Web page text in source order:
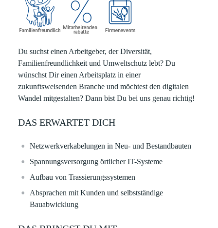
Du suchst einen Arbeitgeber, der Diversität,
Familienfreundlichkeit und Umweltschutz lebt? Du
wünschst Dir einen Arbeitsplatz in einer
zukunftsweisenden Branche und möchtest den digitalen
Wandel mitgestalten? Dann bist Du bei uns genau richtig!
DAS ERWARTET DICH
Netzwerkverkabelungen in Neu- und Bestandbauten
Spannungsversorgung örtlicher IT-Systeme
Aufbau von Trassierungssystemen
Absprachen mit Kunden und selbstständige
Bauabwicklung